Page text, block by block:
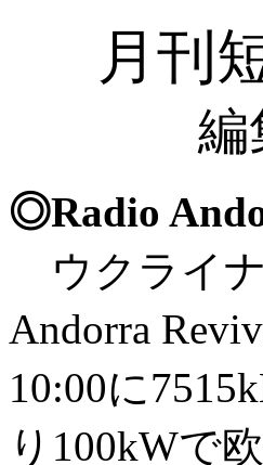
月刊
◎Radio
ウクライ
Andorra
10:00に
り100kWで